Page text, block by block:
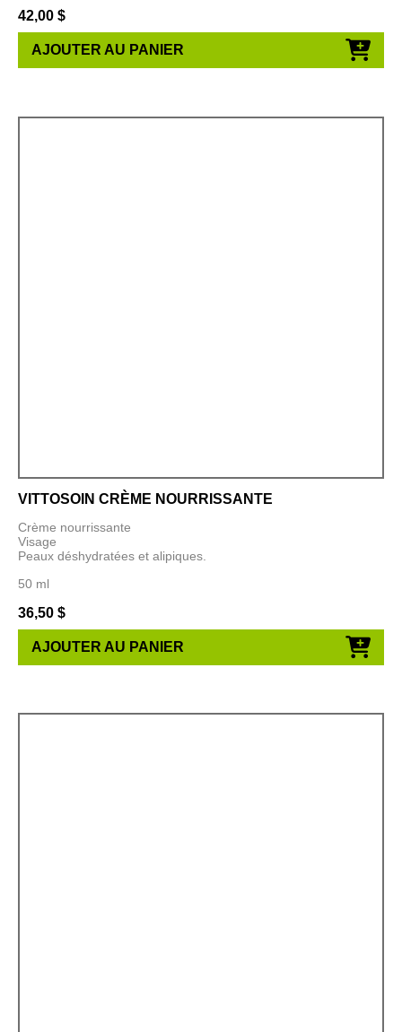
42,00 $
AJOUTER AU PANIER
VITTOSOIN CRÈME NOURRISSANTE
Crème nourrissante
Visage
Peaux déshydratées et alipiques.
50 ml
36,50 $
AJOUTER AU PANIER